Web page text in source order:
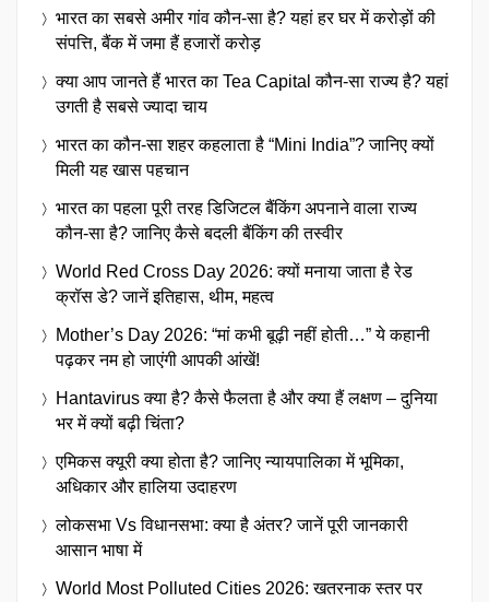
भारत का सबसे अमीर गांव कौन-सा है? यहां हर घर में करोड़ों की
संपत्ति, बैंक में जमा हैं हजारों करोड़
क्या आप जानते हैं भारत का Tea Capital कौन-सा राज्य है? यहां
उगती है सबसे ज्यादा चाय
भारत का कौन-सा शहर कहलाता है “Mini India”? जानिए क्यों
मिली यह खास पहचान
भारत का पहला पूरी तरह डिजिटल बैंकिंग अपनाने वाला राज्य
कौन-सा है? जानिए कैसे बदली बैंकिंग की तस्वीर
World Red Cross Day 2026: क्यों मनाया जाता है रेड
क्रॉस डे? जानें इतिहास, थीम, महत्व
Mother’s Day 2026: “मां कभी बूढ़ी नहीं होती…” ये कहानी
पढ़कर नम हो जाएंगी आपकी आंखें!
Hantavirus क्या है? कैसे फैलता है और क्या हैं लक्षण – दुनिया
भर में क्यों बढ़ी चिंता?
एमिकस क्यूरी क्या होता है? जानिए न्यायपालिका में भूमिका,
अधिकार और हालिया उदाहरण
लोकसभा Vs विधानसभा: क्या है अंतर? जानें पूरी जानकारी
आसान भाषा में
World Most Polluted Cities 2026: खतरनाक स्तर पर